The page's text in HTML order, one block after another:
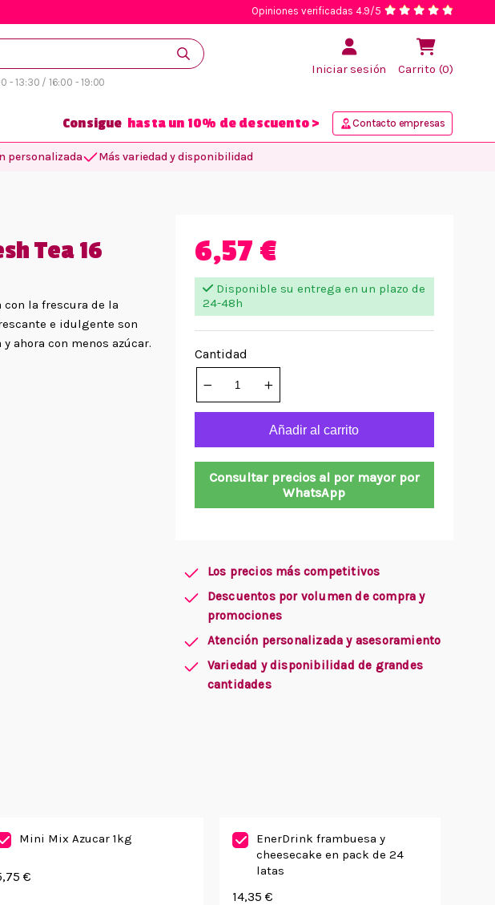
Opiniones verificadas 4.9/5
- 13:30 / 16:00 - 19:00
Iniciar sesión Carrito (0)
Consigue hasta un 10% de descuento > Contacto empresas
personalizada Más variedad y disponibilidad
Tea 16
la frescura de la
e idulgente son
ahora con menos azúcar.
6,57 €
Disponible su entrega en un plazo de
24-48h
Cantidad
Añadir al carrito
Consultar precios al por mayor por
WhatsApp
Los precios más competitivos
Descuentos por volumen de compra y
promociones
Atención personalizada y asesoramiento
Variedad y disponibilidad de grandes
cantidades
Mini Mix Azucar 1kg
€
EnerDrink frambuesa y
cheesecake en pack de 24
latas
14,35 €